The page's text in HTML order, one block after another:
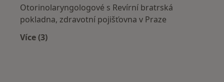
Otorinolaryngologové s Revírní bratrská
pokladna, zdravotní pojišťovna v Praze
Více (3)